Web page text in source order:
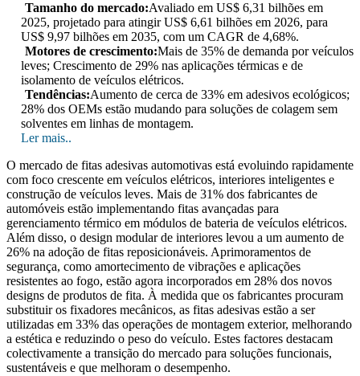
Tamanho do mercado:Avaliado em US$ 6,31 bilhões em
2025, projetado para atingir US$ 6,61 bilhões em 2026, para
US$ 9,97 bilhões em 2035, com um CAGR de 4,68%.
Motores de crescimento:Mais de 35% de demanda por veículos
leves; Crescimento de 29% nas aplicações térmicas e de
isolamento de veículos elétricos.
Tendências:Aumento de cerca de 33% em adesivos ecológicos;
28% dos OEMs estão mudando para soluções de colagem sem
solventes em linhas de montagem.
Ler mais..
O mercado de fitas adesivas automotivas está evoluindo rapidamente
com foco crescente em veículos elétricos, interiores inteligentes e
construção de veículos leves. Mais de 31% dos fabricantes de
automóveis estão implementando fitas avançadas para
gerenciamento térmico em módulos de bateria de veículos elétricos.
Além disso, o design modular de interiores levou a um aumento de
26% na adoção de fitas reposicionáveis. Aprimoramentos de
segurança, como amortecimento de vibrações e aplicações
resistentes ao fogo, estão agora incorporados em 28% dos novos
designs de produtos de fita. À medida que os fabricantes procuram
substituir os fixadores mecânicos, as fitas adesivas estão a ser
utilizadas em 33% das operações de montagem exterior, melhorando
a estética e reduzindo o peso do veículo. Estes factores destacam
colectivamente a transição do mercado para soluções funcionais,
sustentáveis ​​e que melhoram o desempenho.